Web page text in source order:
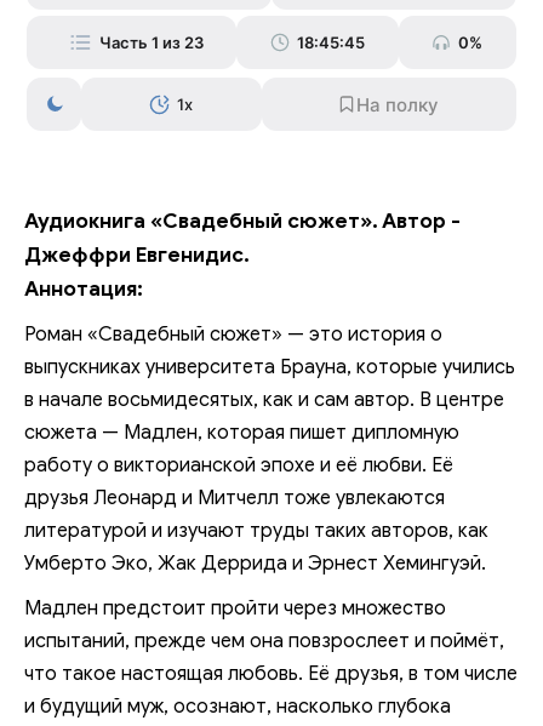
Часть 1 из 23 18:45:45 0%
1x
Аудиокнига «Свадебный сюжет». Автор -
Джеффри Евгенидис.
Аннотация:
Роман «Свадебный сюжет» — это история о
выпускниках университета Брауна, которые учились
в начале восьмидесятых, как и сам автор. В центре
сюжета — Мадлен, которая пишет дипломную
работу о викторианской эпохе и её любви. Её
друзья Леонард и Митчелл тоже увлекаются
литературой и изучают труды таких авторов, как
Умберто Эко, Жак Деррида и Эрнест Хемингуэй.
Мадлен предстоит пройти через множество
испытаний, прежде чем она повзрослеет и поймёт,
что такое настоящая любовь. Её друзья, в том числе
и будущий муж, осознают, насколько глубока